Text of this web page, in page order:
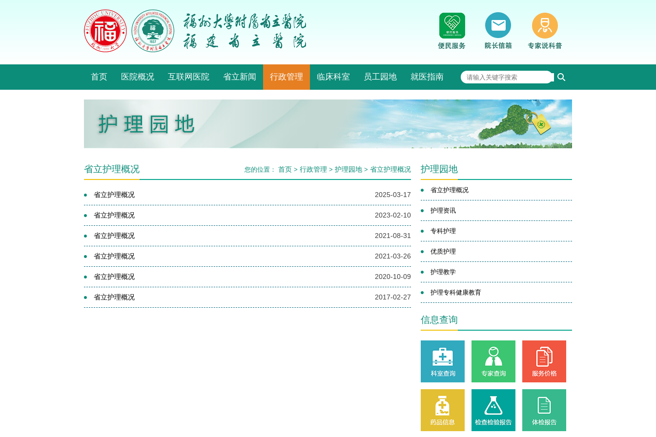
首页 医院概况 互联网医院 省立新闻 行政管理 临床科室 员工园地 就医指南
省立护理概况 您的位置： 首页 > 行政管理 > 护理园地 > 省立护理概况
省立护理概况 2025-03-17
省立护理概况 2023-02-10
省立护理概况 2021-08-31
省立护理概况 2021-03-26
省立护理概况 2020-10-09
省立护理概况 2017-02-27
护理园地
省立护理概况
护理资讯
专科护理
优质护理
护理教学
护理专科健康教育
信息查询